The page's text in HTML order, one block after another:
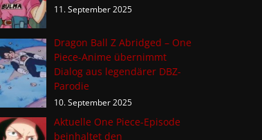
11. September 2025
Dragon Ball Z Abridged – One
Piece-Anime übernimmt
Dialog aus legendärer DBZ-
Parodie
10. September 2025
Aktuelle One Piece-Episode
beinhaltet den